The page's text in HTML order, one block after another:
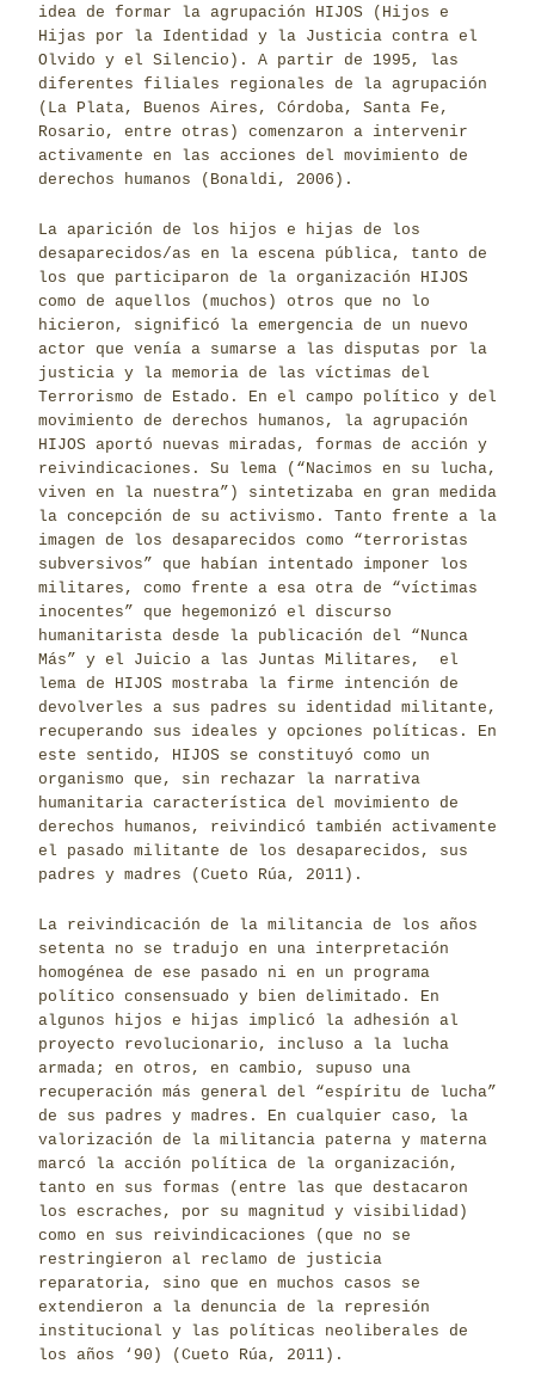
idea de formar la agrupación HIJOS (Hijos e
Hijas por la Identidad y la Justicia contra el
Olvido y el Silencio). A partir de 1995, las
diferentes filiales regionales de la agrupación
(La Plata, Buenos Aires, Córdoba, Santa Fe,
Rosario, entre otras) comenzaron a intervenir
activamente en las acciones del movimiento de
derechos humanos (Bonaldi, 2006).
La aparición de los hijos e hijas de los
desaparecidos/as en la escena pública, tanto de
los que participaron de la organización HIJOS
como de aquellos (muchos) otros que no lo
hicieron, significó la emergencia de un nuevo
actor que venía a sumarse a las disputas por la
justicia y la memoria de las víctimas del
Terrorismo de Estado. En el campo político y del
movimiento de derechos humanos, la agrupación
HIJOS aportó nuevas miradas, formas de acción y
reivindicaciones. Su lema (“Nacimos en su lucha,
viven en la nuestra”) sintetizaba en gran medida
la concepción de su activismo. Tanto frente a la
imagen de los desaparecidos como “terroristas
subversivos” que habían intentado imponer los
militares, como frente a esa otra de “víctimas
inocentes” que hegemonizó el discurso
humanitarista desde la publicación del “Nunca
Más” y el Juicio a las Juntas Militares, el
lema de HIJOS mostraba la firme intención de
devolverles a sus padres su identidad militante,
recuperando sus ideales y opciones políticas. En
este sentido, HIJOS se constituyó como un
organismo que, sin rechazar la narrativa
humanitaria característica del movimiento de
derechos humanos, reivindicó también activamente
el pasado militante de los desaparecidos, sus
padres y madres (Cueto Rúa, 2011).
La reivindicación de la militancia de los años
setenta no se tradujo en una interpretación
homogénea de ese pasado ni en un programa
político consensuado y bien delimitado. En
algunos hijos e hijas implicó la adhesión al
proyecto revolucionario, incluso a la lucha
armada; en otros, en cambio, supuso una
recuperación más general del “espíritu de lucha”
de sus padres y madres. En cualquier caso, la
valorización de la militancia paterna y materna
marcó la acción política de la organización,
tanto en sus formas (entre las que destacaron
los escraches, por su magnitud y visibilidad)
como en sus reivindicaciones (que no se
restringieron al reclamo de justicia
reparatoria, sino que en muchos casos se
extendieron a la denuncia de la represión
institucional y las políticas neoliberales de
los años ‘90) (Cueto Rúa, 2011).